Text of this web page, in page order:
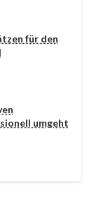
für den
umgeht